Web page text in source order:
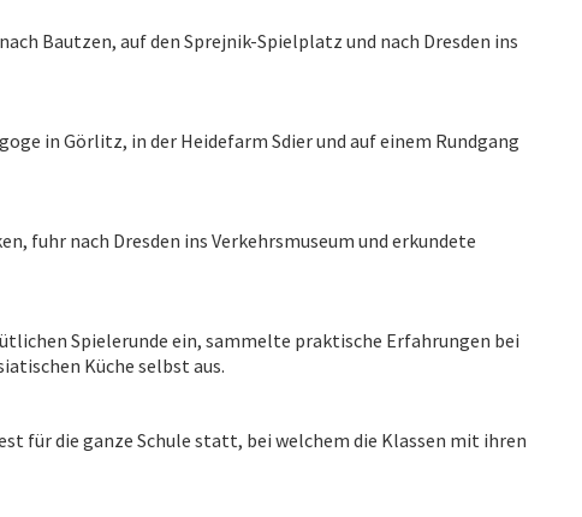
Bautzen, auf den Sprejnik-Spielplatz und nach Dresden ins
in Görlitz, in der Heidefarm Sdier und auf einem Rundgang
fuhr nach Dresden ins Verkehrsmuseum und erkundete
Spielerunde ein, sammelte praktische Erfahrungen bei
Küche selbst aus.
für die ganze Schule statt, bei welchem die Klassen mit ihren